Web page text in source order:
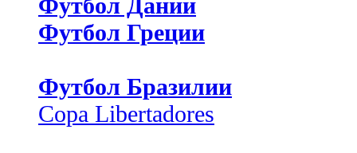
Футбол Греции
Футбол Бразилии
Copa Libertadores